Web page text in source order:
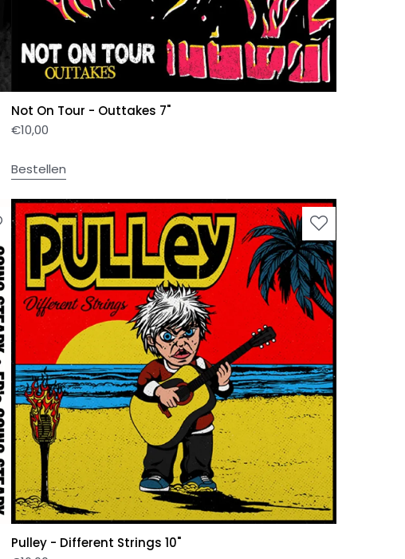
Not On Tour - Outtakes 7"
€10,00
Bestellen
Pulley - Different Strings 10"